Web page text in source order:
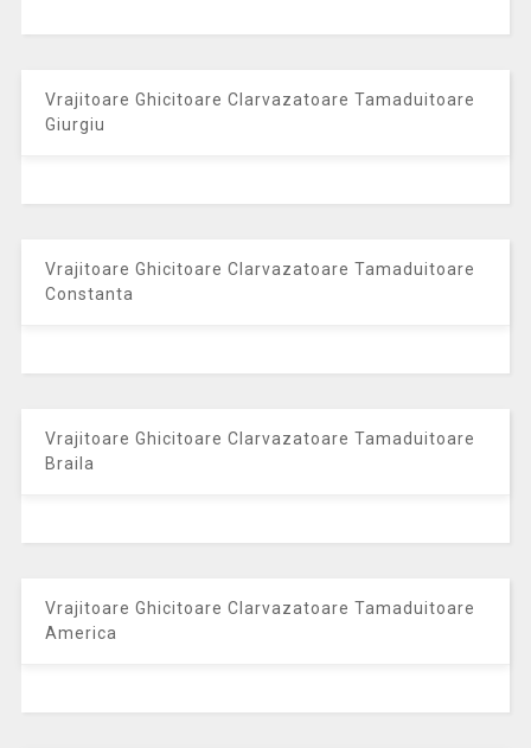
Vrajitoare Ghicitoare Clarvazatoare Tamaduitoare
Giurgiu
Vrajitoare Ghicitoare Clarvazatoare Tamaduitoare
Constanta
Vrajitoare Ghicitoare Clarvazatoare Tamaduitoare
Braila
Vrajitoare Ghicitoare Clarvazatoare Tamaduitoare
America